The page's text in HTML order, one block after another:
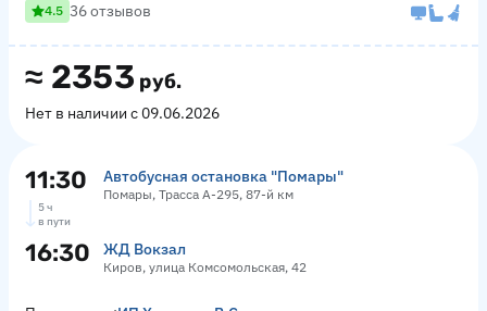
≈ 2353 руб.
Нет в наличии с 09.06.2026
4.5 36 отзывов
11:30 Автобусная остановка "Помары"
Помары, Трасса А-295, 87-й км
5 ч
в пути
16:30 ЖД Вокзал
Киров, улица Комсомольская, 42